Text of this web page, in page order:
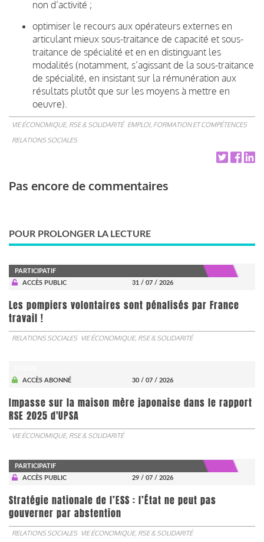
non d’activité ;
optimiser le recours aux opérateurs externes en
articulant mieux sous-traitance de capacité et sous-
traitance de spécialité et en en distinguant les
modalités (notamment, s’agissant de la sous-traitance
de spécialité, en insistant sur la rémunération aux
résultats plutôt que sur les moyens à mettre en
oeuvre).
VIE ÉCONOMIQUE, RSE & SOLIDARITÉ EMPLOI, FORMATION ET COMPÉTENCES
RELATIONS SOCIALES
Pas encore de commentaires
POUR PROLONGER LA LECTURE
PARTICIPATIF
ACCÈS PUBLIC
31 / 07 / 2026
Les pompiers volontaires sont pénalisés par France
travail !
RELATIONS SOCIALES VIE ÉCONOMIQUE, RSE & SOLIDARITÉ
ACCÈS ABONNÉ
30 / 07 / 2026
Impasse sur la maison mère japonaise dans le rapport
RSE 2025 d'UPSA
VIE ÉCONOMIQUE, RSE & SOLIDARITÉ
PARTICIPATIF
ACCÈS PUBLIC
29 / 07 / 2026
Stratégie nationale de l’ESS : l’État ne peut pas
gouverner par abstention
RELATIONS SOCIALES VIE ÉCONOMIQUE, RSE & SOLIDARITÉ